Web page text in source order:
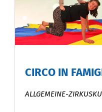
CIRCO IN
ALLGEMEINE-